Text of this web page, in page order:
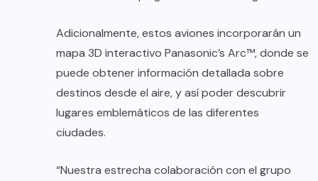
Adicionalmente, estos aviones incorporarán un
mapa 3D interactivo Panasonic’s Arc™, donde se
puede obtener información detallada sobre
destinos desde el aire, y así poder descubrir
lugares emblemáticos de las diferentes
ciudades.
“Nuestra estrecha colaboración con el grupo